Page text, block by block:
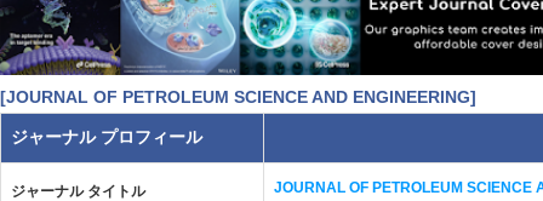
[JOURNAL OF PETROLEUM SCIENCE AND ENGINEERING]
ジャーナル プロフィール
ジャーナル タイトル JOURNAL OF PETROLEUM SCIENCE